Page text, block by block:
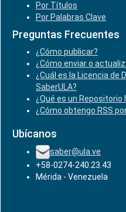
Por Títulos
Por Palabras Clave
Preguntas Frecuentes
¿Cómo publicar?
¿Cómo enviar o
¿Cuál es la Licencia de
SaberULA?
¿Qué es un Repositorio
¿Cómo obtengo RSS
Ubícanos
saber@ula.ve
+58-0274-240.23.43
Mérida - Venezuela